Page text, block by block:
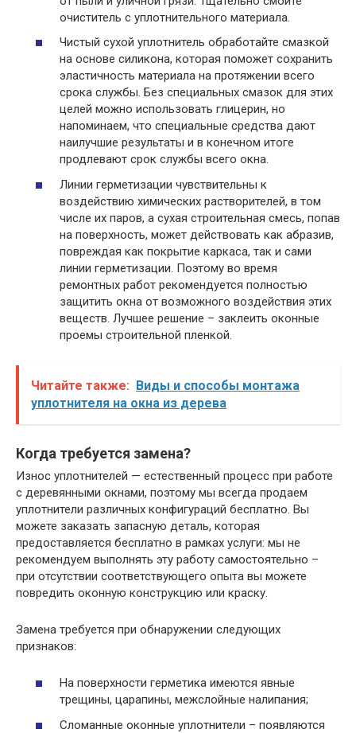
очиститель с уплотнительного материала.
Чистый сухой уплотнитель обработайте смазкой
на основе силикона, которая поможет сохранить
эластичность материала на протяжении всего
срока службы. Без специальных смазок для этих
целей можно использовать глицерин, но
напоминаем, что специальные средства дают
наилучшие результаты и в конечном итоге
продлевают срок службы всего окна.
Линии герметизации чувствительны к
воздействию химических растворителей, в том
числе их паров, а сухая строительная смесь, попав
на поверхность, может действовать как абразив,
повреждая как покрытие каркаса, так и сами
линии герметизации. Поэтому во время
ремонтных работ рекомендуется полностью
защитить окна от возможного воздействия этих
веществ. Лучшее решение – заклеить оконные
проемы строительной пленкой.
Читайте также: Виды и способы монтажа
уплотнителя на окна из дерева
Когда требуется замена?
Износ уплотнителей — естественный процесс при работе
с деревянными окнами, поэтому мы всегда продаем
уплотнители различных конфигураций бесплатно. Вы
можете заказать запасную деталь, которая
предоставляется бесплатно в рамках услуги: мы не
рекомендуем выполнять эту работу самостоятельно –
при отсутствии соответствующего опыта вы можете
повредить оконную конструкцию или краску.
Замена требуется при обнаружении следующих
признаков:
На поверхности герметика имеются явные
трещины, царапины, межслойные налипания;
Сломанные оконные уплотнители – появляются